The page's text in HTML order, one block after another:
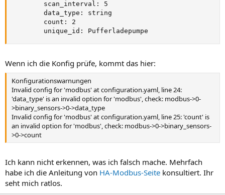
        scan_interval: 5
        data_type: string
        count: 2
        unique_id: Pufferladepumpe
Wenn ich die Konfig prüfe, kommt das hier:
Konfigurationswarnungen
Invalid config for 'modbus' at configuration.yaml, line 24:
'data_type' is an invalid option for 'modbus', check: modbus->0-
>binary_sensors->0->data_type
Invalid config for 'modbus' at configuration.yaml, line 25: 'count' is
an invalid option for 'modbus', check: modbus->0->binary_sensors-
>0->count
Ich kann nicht erkennen, was ich falsch mache. Mehrfach
habe ich die Anleitung von HA-Modbus-Seite konsultiert. Ihr
seht mich ratlos.